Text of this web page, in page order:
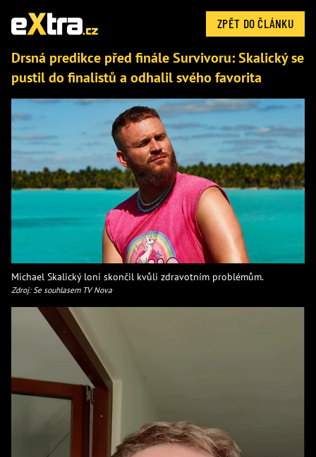
ZPĚT DO ČLÁNKU
Drsná predikce před finále Survivoru: Skalický se
pustil do finalistů a odhalil svého favorita
Michael Skalický loni skončil kvůli zdravotním problémům.
Zdroj: Se souhlasem TV Nova